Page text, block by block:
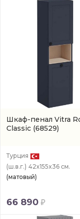
Шкаф-пенал Vitra
Classic (68529)
Турция
(ш.в.г.) 42x155x36 см.
(матовый)
66 890